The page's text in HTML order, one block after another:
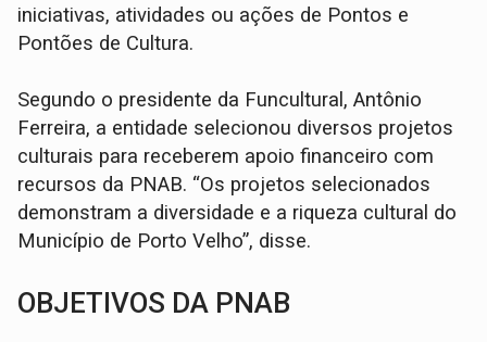
iniciativas, atividades ou ações de Pontos e
Pontões de Cultura.
Segundo o presidente da Funcultural, Antônio
Ferreira, a entidade selecionou diversos projetos
culturais para receberem apoio financeiro com
recursos da PNAB. “Os projetos selecionados
demonstram a diversidade e a riqueza cultural do
Município de Porto Velho”, disse.
OBJETIVOS DA PNAB